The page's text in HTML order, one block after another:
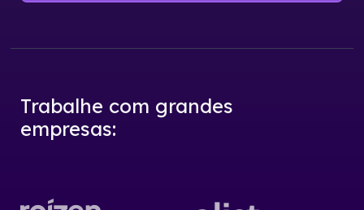
Trabalhe com grandes
empresas: